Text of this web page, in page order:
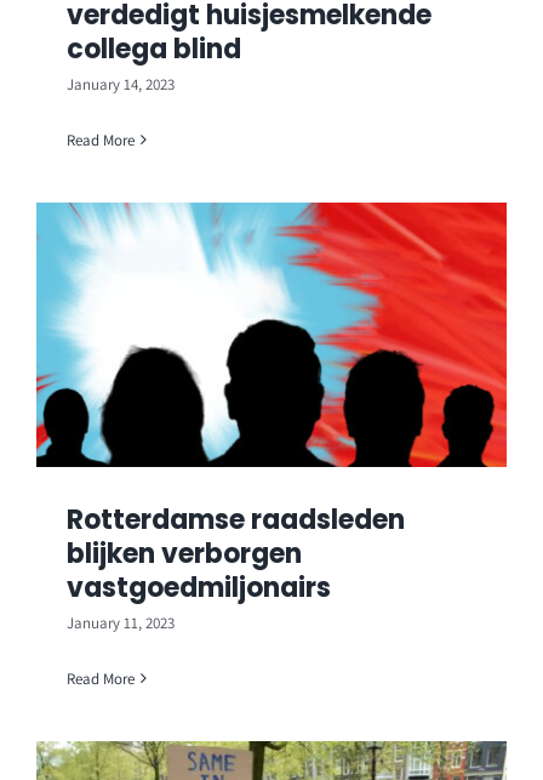
verdedigt huisjesmelkende
collega blind
January 14, 2023
Read More
Rotterdamse raadsleden
blijken verborgen
vastgoedmiljonairs
January 11, 2023
Read More